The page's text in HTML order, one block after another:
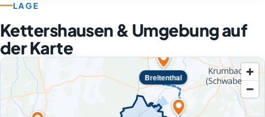
LAGE
Kettershausen & Umgebung auf
der Karte
Breitenthal